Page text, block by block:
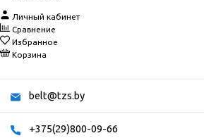
Личный кабинет
Сравнение
Избранное
Корзина
belt@tzs.by
+375(29)800-09-66